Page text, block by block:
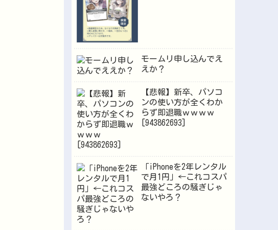
モームリ申し込んでえ
えか？
【悲報】新卒、パソコ
ンの使い方が全くわか
らず即退職ｗｗｗｗ
[943862693]
「iPhoneを2年レンタル
で月1円」←これコスパ
最強どころの騒ぎじゃ
ないやろ？